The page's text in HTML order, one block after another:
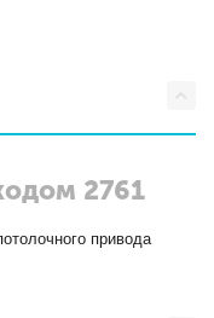
2761
привода